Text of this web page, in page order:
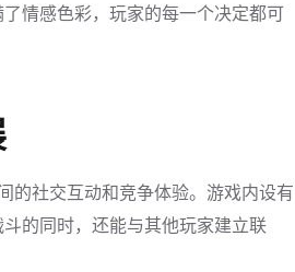
情感色彩，玩家的每一个决定都可
的社交互动和竞争体验。游戏内设有
的同时，还能与其他玩家建立联